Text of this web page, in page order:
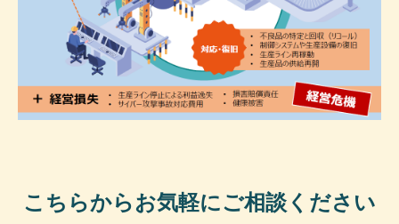
こちらからお気軽にご相談ください